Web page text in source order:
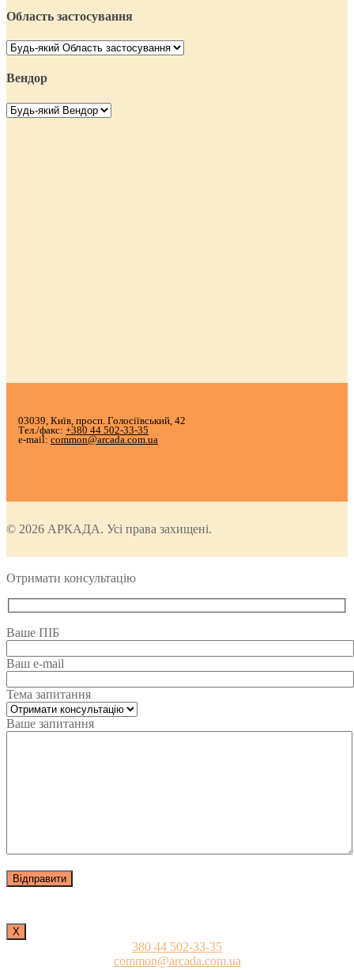
Область застосування
Вендор
03039, Київ, просп. Голосіївський, 42
Тел./факс: +380 44 502-33-35
e-mail: common@arcada.com.ua
© 2026 АРКАДА. Усі права захищені.
Отримати консультацію
Ваше ПІБ
Ваш e-mail
Тема запитання
Ваше запитання
Х
380 44 502-33-35
common@arcada.com.ua